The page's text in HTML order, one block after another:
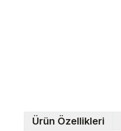
Ürün Özellikleri